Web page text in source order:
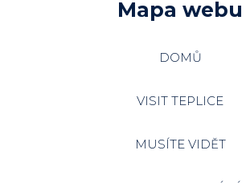
Mapa webu
DOMŮ
VISIT TEPLICE
MUSÍTE VIDĚT